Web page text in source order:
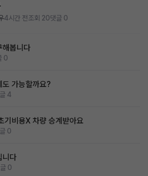
해봅니다
0
도 가능할까요?
4
기비용X 차량 승계받아요
0
니다
0
4시간 전조회 20댓글 0